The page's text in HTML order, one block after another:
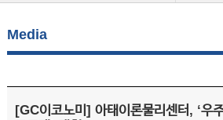
Media
[GC이코노미] 아태이론물리센터, ‘우